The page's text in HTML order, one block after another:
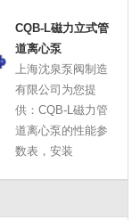
CQB-L磁力立式管
道离心泵
上海沈泉泵阀制造
有限公司为您提
供：CQB-L磁力管
道离心泵的性能参
数表，安装